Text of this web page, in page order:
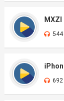
544
692